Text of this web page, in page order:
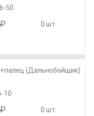
50
0 шт.
(Дальнобойщик)
10
0 шт.